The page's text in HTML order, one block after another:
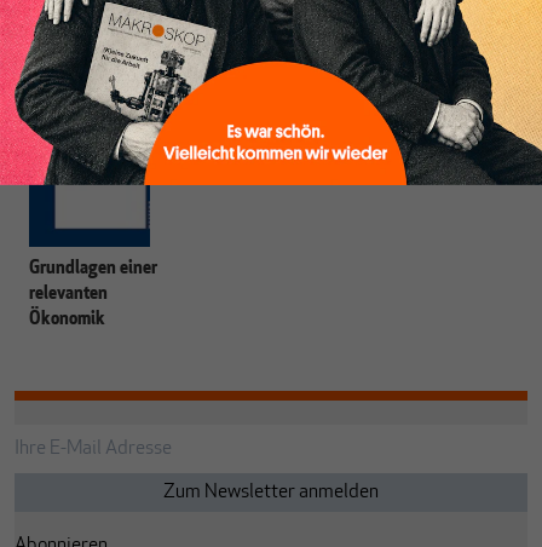
die Globalisierung, die Theorie der wirtschaftlichen Entwicklung sowie
Geld- und Währungstheorie.
Grundlagen einer
relevanten
Ökonomik